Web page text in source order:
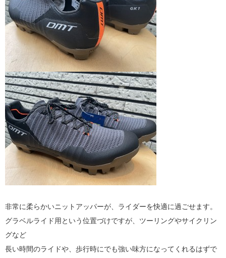
非常に柔らかいニットアッパーが、ライダーを快適に過ごせます。
グラベルライド用という位置づけですが、ツーリングやサイクリン
グなど
長い時間のライドや、歩行時にでも強い味方になってくれるはずで